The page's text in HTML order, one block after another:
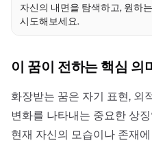
자신의 내면을 탐색하고, 원하
시도해보세요.
이 꿈이 전하는 핵심 의
화장받는 꿈은 자기 표현, 외
변화를 나타내는 중요한 상
현재 자신의 모습이나 존재